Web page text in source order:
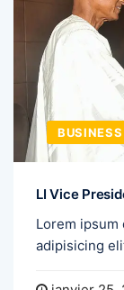
BUSINESS
LI Vice
Lorem
adipisicing